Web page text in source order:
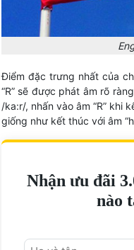
Điểm đặc trưng nhất của
“R” sẽ được phát âm rõ
/ka:r/, nhấn vào âm “R” khi
giống như kết thúc với âm
Nhận ưu đãi
nào